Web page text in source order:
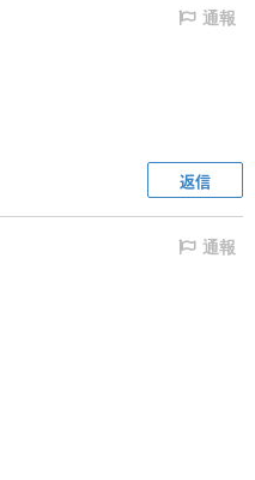
通報
返信
通報